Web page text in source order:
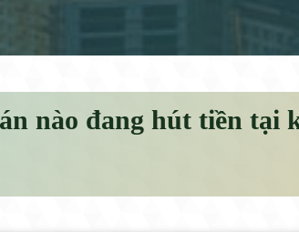
nào đang hút tiền